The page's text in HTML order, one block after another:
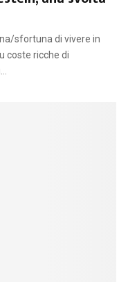
sfortuna di vivere in
coste ricche di